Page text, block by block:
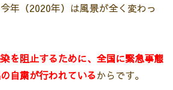
年（2020年）は風景が全く変わっ
を阻止するために、全国に緊急事態
自粛が行われているからです。